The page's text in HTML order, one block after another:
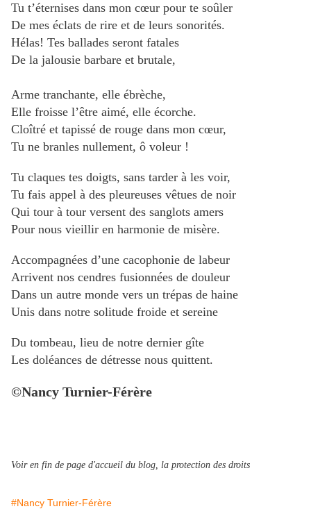
Tu t’éternises dans mon cœur pour te soûler
De mes éclats de rire et de leurs sonorités.
Hélas! Tes ballades seront fatales
De la jalousie barbare et brutale,
Arme tranchante, elle ébrèche,
Elle froisse l’être aimé, elle écorche.
Cloîtré et tapissé de rouge dans mon cœur,
Tu ne branles nullement, ô voleur !
Tu claques tes doigts, sans tarder à les voir,
Tu fais appel à des pleureuses vêtues de noir
Qui tour à tour versent des sanglots amers
Pour nous vieillir en harmonie de misère.
Accompagnées d’une cacophonie de labeur
Arrivent nos cendres fusionnées de douleur
Dans un autre monde vers un trépas de haine
Unis dans notre solitude froide et sereine
Du tombeau, lieu de notre dernier gîte
Les doléances de détresse nous quittent.
©Nancy Turnier-Férère
Voir en fin de page d'accueil du blog, la protection des droits
#Nancy Turnier-Férère